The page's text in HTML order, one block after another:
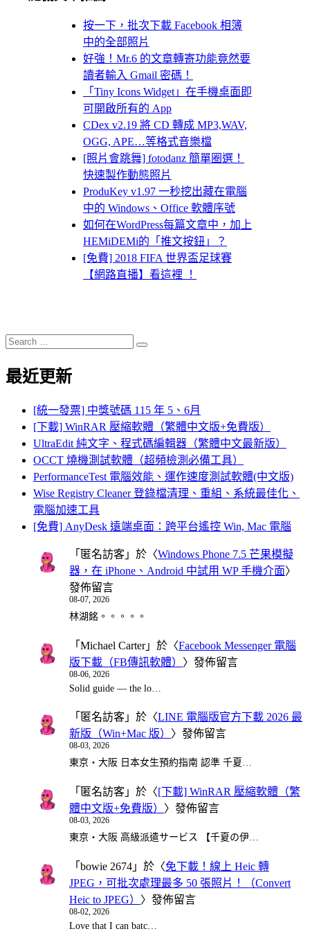
按一下，批次下載 Facebook 相簿
中的全部照片
好強！Mr.6 的文章轉寄功能竟然要
讀者輸入 Gmail 密碼！
「Tiny Icons Widget」在手機桌面即
可開啟所有的 App
CDex v2.19 將 CD 轉成 MP3,WAV,
OGG, APE…等格式音樂檔
[照片會跳舞] fotodanz 簡單圈選！
快速製作動態照片
ProduKey v1.97 一秒挖出藏在電腦
中的 Windows、Office 軟體序號
如何在WordPress每篇文章中，加上
HEMiDEMi的「推文按鈕」？
[免費] 2018 FIFA 世界盃足球賽
【網路直播】看這裡 ！
Search
for:
Search
最近更新
[統一發票] 中獎號碼 115 年 5、6月
[下載] WinRAR 壓縮軟體（繁體中文版+免費版）
UltraEdit 純文字、程式碼編輯器（繁體中文最新版）
OCCT 燒機測試軟體（超頻檢測必備工具）
PerformanceTest 電腦效能、運作速度測試軟體(中文版)
Wise Registry Cleaner 登錄檔清理、重組、系統最佳化、
電腦加速工具
[免費] AnyDesk 遠端桌面：跨平台遙控 Win, Mac 電腦
「 匿名訪客 」於〈Windows Phone 7.5 芒果模擬
器，在 iPhone、Android 中試用 WP 手機介面〉
發佈留言
08-07, 2026
林湖銘。。。。。
「 Michael Carter」於〈Facebook Messenger 電腦
版下載（FB傳訊軟體） 〉發佈留言
08-06, 2026
Solid guide — the lo…
「 匿名訪客 」於〈LINE 電腦版官方下載 2026 最
新版（Win+Mac 版） 〉發佈留言
08-03, 2026
東京・大阪 日本女生預約指南 認準 千夏…
「 匿名訪客 」於〈[下載] WinRAR 壓縮軟體（繁
體中文版+免費版） 〉發佈留言
08-03, 2026
東京・大阪 高級派遣サービス 【千夏の伊…
「 bowie 2674 」於〈免下載！線上 Heic 轉
JPEG，可批次處理最多 50 張照片！（Convert
Heic to JPEG） 〉發佈留言
08-02, 2026
Love that I can batc…